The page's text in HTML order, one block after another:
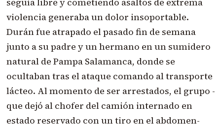
violencia generaba un dolor insoportable.
Durán fue atrapado el pasado fin de semana
junto a su padre y un hermano en un sumidero
natural de Pampa Salamanca, donde se
ocultaban tras el ataque comando al transporte
lácteo. Al momento de ser arrestados, el grupo -
que dejó al chofer del camión internado en
estado reservado con un tiro en el abdomen-